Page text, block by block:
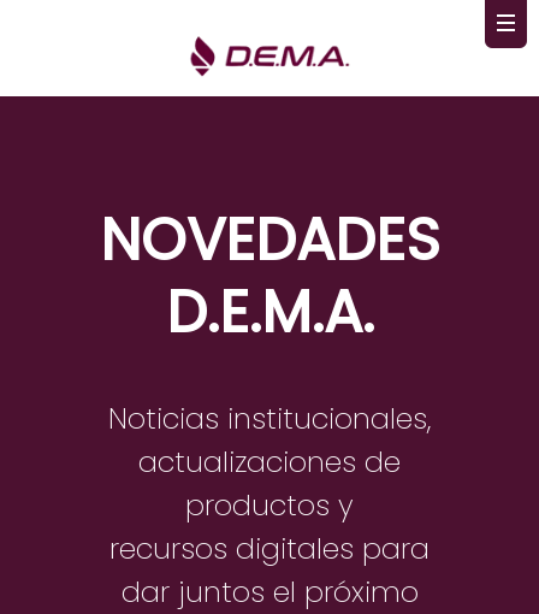
NOVEDADES
D.E.M.A.
Noticias institucionales,
actualizaciones de
productos y
recursos digitales para
dar juntos el próximo